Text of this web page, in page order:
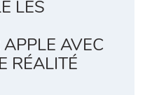
LES
AVEC
RÉALITÉ